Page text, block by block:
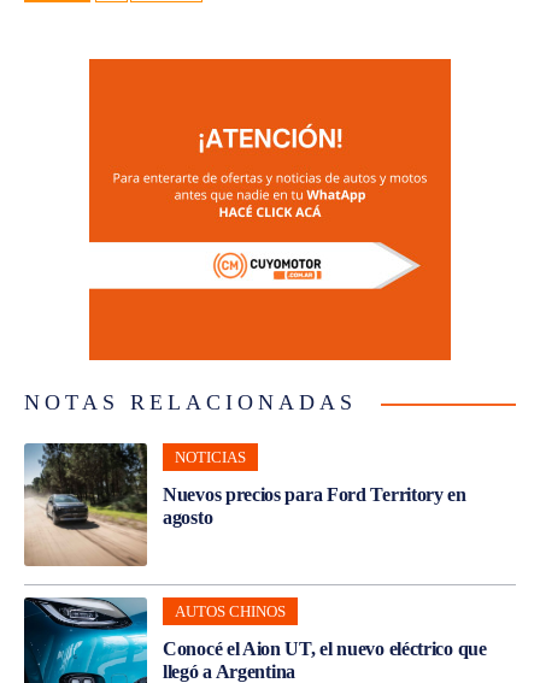
NOTAS RELACIONADAS
NOTICIAS
Nuevos precios para Ford Territory en
agosto
AUTOS CHINOS
Conocé el Aion UT, el nuevo eléctrico que
llegó a Argentina